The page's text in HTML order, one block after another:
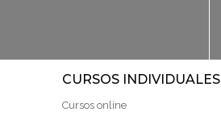
CURSOS INDIVIDUALES
Cursos online